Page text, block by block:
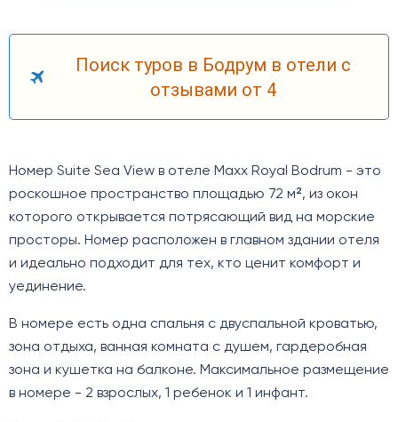
Поиск туров в Бодрум в отели с
отзывами от 4
Номер Suite Sea View в отеле Maxx Royal Bodrum - это
роскошное пространство площадью 72 м², из окон
которого открывается потрясающий вид на морские
просторы. Номер расположен в главном здании отеля
и идеально подходит для тех, кто ценит комфорт и
уединение.
В номере есть одна спальня с двуспальной кроватью,
зона отдыха, ванная комната с душем, гардеробная
зона и кушетка на балконе. Максимальное размещение
в номере - 2 взрослых, 1 ребенок и 1 инфант.